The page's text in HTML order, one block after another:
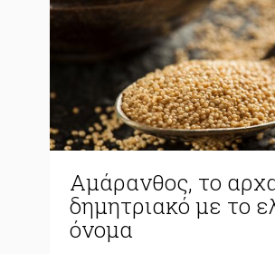
Αμάρανθος, το
δημητριακό με το
όνομα